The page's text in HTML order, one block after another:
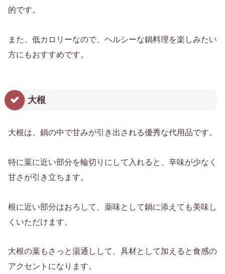
的です。
また、低カロリーなので、ヘルシーな鍋料理を楽しみたい
方にもおすすめです。
大根
大根は、鍋の中で甘みが引き出される優秀な代用品です。
特に葉に近い部分を輪切りにして入れると、辛味が少なく
甘さが引き立ちます。
根に近い部分はおろして、薬味として鍋に添えても美味し
くいただけます。
大根の葉もさっと湯通しして、具材として加えると食感の
アクセントになります。